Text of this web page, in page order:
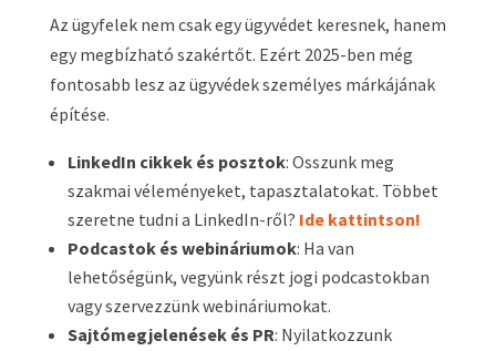
Az ügyfelek nem csak egy ügyvédet keresnek, hanem
egy megbízható szakértőt. Ezért 2025-ben még
fontosabb lesz az ügyvédek személyes márkájának
építése.
LinkedIn cikkek és posztok: Osszunk meg
szakmai véleményeket, tapasztalatokat. Többet
szeretne tudni a LinkedIn-ről? Ide kattintson!
Podcastok és webináriumok: Ha van
lehetőségünk, vegyünk részt jogi podcastokban
vagy szervezzünk webináriumokat.
Sajtómegjelenések és PR: Nyilatkozzunk